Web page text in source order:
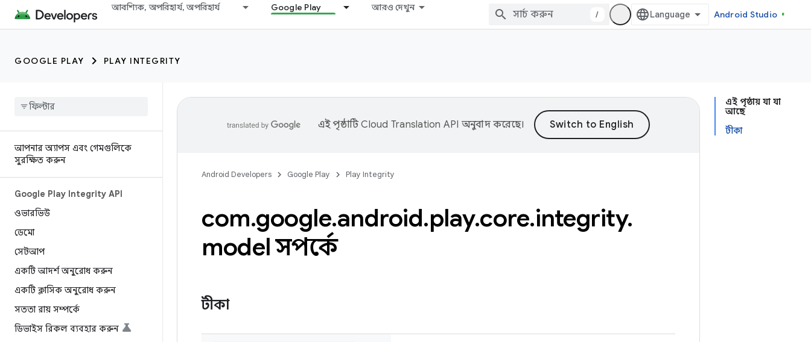
আবশ্যিক, অপরিহার্য, অপরিহার্য Google Play আরও দেখুন
/ Android Studio
GOOGLE PLAY PLAY INTEGRITY
আপনার অ্যাপস এবং গেমগুলিকে
সুরক্ষিত করুন
Google Play Integrity API
ওভারভিউ
ডেমো
সেটআপ
একটি আদর্শ অনুরোধ করুন
একটি ক্লাসিক অনুরোধ করুন
সততা রায় সম্পর্কে
ডিভাইস রিকল ব্যবহার করুন
এই পৃষ্ঠায় যা যা
আছে
টীকা
এই পৃষ্ঠাটিCloud Translation API অনুবাদ করেছে।
Android Developers Google Play Play Integrity
com.google.android.play.core.integrity.
model সম্পর্কে
টীকা